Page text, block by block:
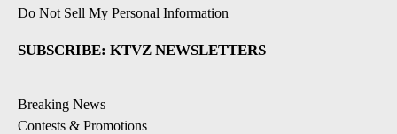
Do Not Sell My Personal Information
SUBSCRIBE: KTVZ NEWSLETTERS
Breaking News
Contests & Promotions